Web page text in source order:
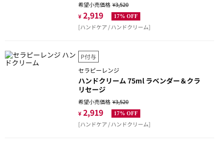
希望小売価格¥3,520
¥ 2,919 17% OFF
[ハンドケア / ハンドクリーム]
P付与
セラピーレンジ
ハンドクリーム 75ml ラベンダー＆クラ
リセージ
希望小売価格¥3,520
¥ 2,919 17% OFF
[ハンドケア / ハンドクリーム]